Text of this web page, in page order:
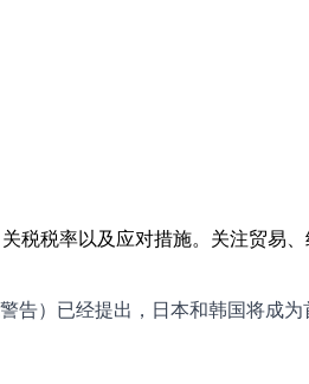
税税率以及应对措施。关注贸易
告）已经提出，日本和韩国将成